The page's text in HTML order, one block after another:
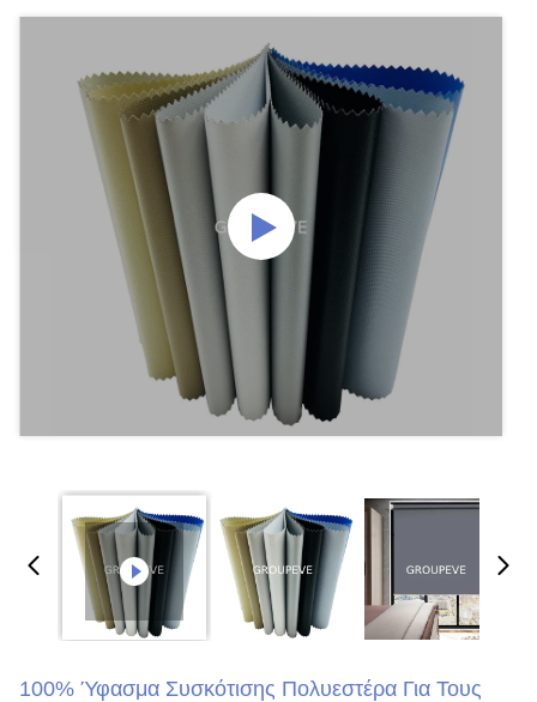
100% Ύφασμα Συσκότισης Πολυεστέρα Για Τους